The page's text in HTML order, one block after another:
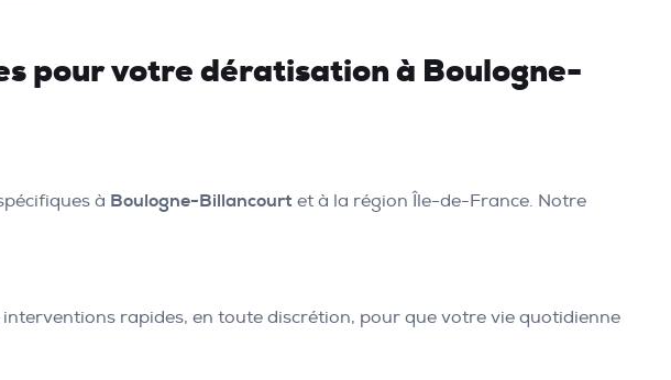
pour votre dératisation à Boulogne-
à Boulogne-Billancourt et à la région Île-de-France. Notre
rapides, en toute discrétion, pour que votre vie quotidienne